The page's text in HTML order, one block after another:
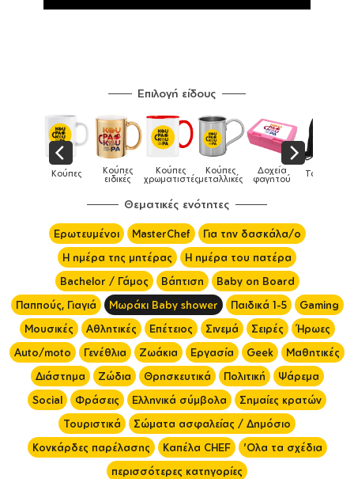
Επιλογή είδους
Κούπες Κούπες
ειδικές
Κούπες
χρωματιστές
Κούπες
μεταλλικές
Δοχεία
φαγητού Τσάντες
Θεματικές ενότητες
Ερωτευμένοι MasterChef
Για την δασκάλα/ο
Η ημέρα της μητέρας
Η ημέρα του πατέρα
Bachelor / Γάμος
Βάπτιση
Baby on Board
Παππούς, Γιαγιά
Μωράκι Baby shower Παιδικά 1-5
Gaming
Μουσικές
Αθλητικές Επέτειος Σινεμά Σειρές
Ήρωες
Auto/moto
Γενέθλια Ζωάκια Εργασία Geek
Μαθητικές
Διάστημα
Ζώδια Θρησκευτικά Πολιτική
Ψάρεμα
Social
Φράσεις Ελληνικά σύμβολα
Σημαίες κρατών
Τουριστικά
Σώματα ασφαλείας / Δημόσιο
Κονκάρδες παρέλασης
Καπέλα CHEF
'Ολα τα σχέδια
περισσότερες κατηγορίες